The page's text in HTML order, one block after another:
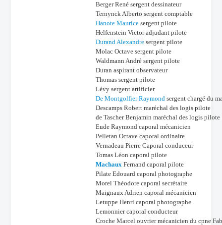
Berger René sergent dessinateur
Ternynck Alberto sergent comptable
Hanote Maurice sergent pilote
Helfenstein Victor adjudant pilote
Durand Alexandre sergent pilote
Molac Octave sergent pilote
Waldmann André sergent pilote
Duran aspirant observateur
Thomas sergent pilote
Lévy sergent artificier
De Montgolfier Raymond sergent chargé du
Descamps Robert maréchal des logis pilote
de Tascher Benjamin maréchal des logis pilote
Eude Raymond caporal mécanicien
Pelletan Octave caporal ordinaire
Vernadeau Pierre Caporal conduceur
Tomas Léon caporal pilote
Machaux Fernand caporal pilote
Pilate Edouard caporal photographe
Morel Théodore caporal secrétaire
Maignaux Adrien caporal mécanicien
Letuppe Henri caporal photographe
Lemonnier caporal conducteur
Croche Marcel ouvrier mécanicien du cpne